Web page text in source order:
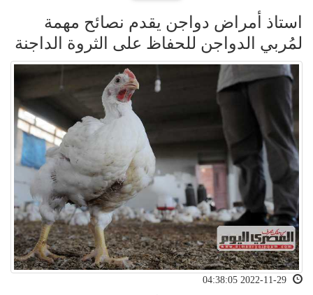
استاذ أمراض دواجن يقدم نصائح مهمة
لمُربي الدواجن للحفاظ على الثروة الداجنة